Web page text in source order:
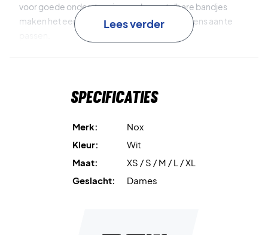
voor goede ondersteuning en de verstelbare bandjes
maken het eenvoudig om de pasvorm naar wens aan te
Balance Fresh biedt comfort en frisheid tijdens het spelen.
Licht materiaalzorgt voor hoog comfort en maximale
bewegingsvrijheid.
Lees verder
Specificaties
Merk:
Nox
Kleur:
Wit
Maat:
XS / S / M / L / XL
Geslacht:
Dames